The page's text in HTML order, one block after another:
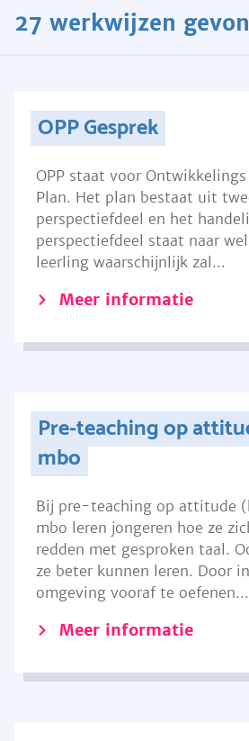
27 werkwijzen
OPP Gesprek
OPP staat voor
Plan. Het plan bestaat uit
perspectiefdeel en het
perspectiefdeel staat naar
leerling waarschijnlijk zal...
Meer informatie
Pre-teaching op
mbo
Bij pre-teaching op attitude
mbo leren jongeren hoe ze
redden met gesproken taal.
ze beter kunnen leren. Door
omgeving vooraf te oefenen...
Meer informatie